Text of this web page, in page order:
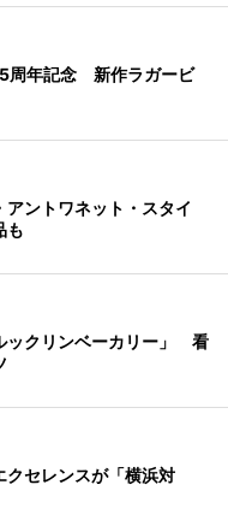
周年記念 新作ラガービ
ントワネット・スタイ
も
ックリンベーカリー」 看
クセレンスが「横浜対